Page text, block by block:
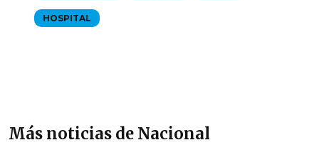
HOSPITAL
Más noticias de Nacional